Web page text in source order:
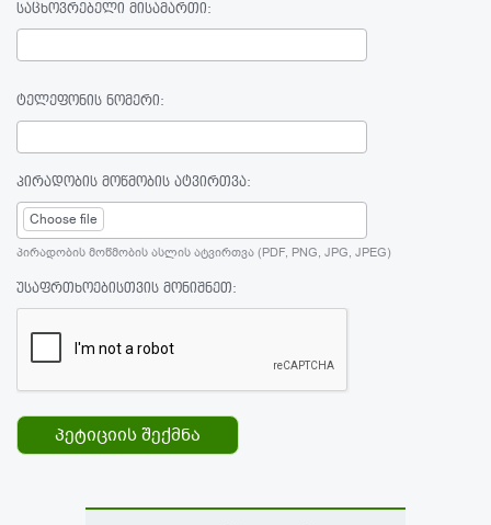
საცხოვრებელი მისამართი:
ტელეფონის ნომერი:
პირადობის მოწმობის ატვირთვა:
Choose file
პირადობის მოწმობის ასლის ატვირთვა (PDF, PNG, JPG, JPEG)
უსაფრთხოებისთვის მონიშნეთ: